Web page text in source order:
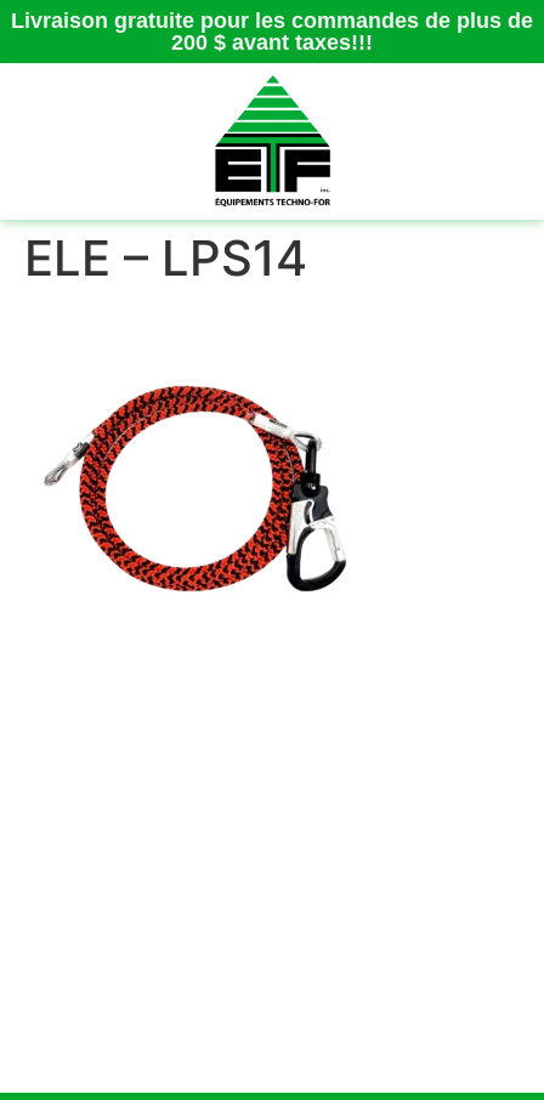
Livraison gratuite pour les commandes de plus de
200 $ avant taxes!!!
ELE – LPS14